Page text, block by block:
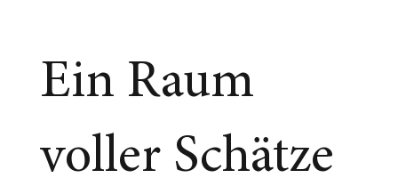
Ein Raum
voller Schätze